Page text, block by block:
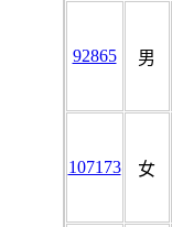
92865 男
107173 女